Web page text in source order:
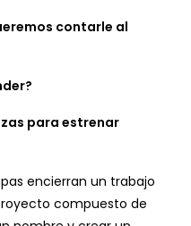
contarle al
para estrenar
encierran un trabajo
compuesto de